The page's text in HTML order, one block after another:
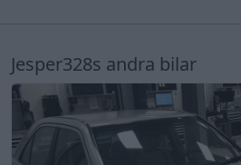
Jesper328s andra bilar